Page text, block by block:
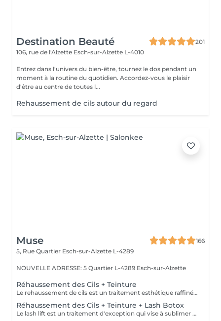
Destination Beauté
201
106, rue de l'Alzette Esch-sur-Alzette L-4010
Entrez dans l'univers du bien-être, tournez le dos pendant un
moment à la routine du quotidien. Accordez-vous le plaisir
d'être au centre de toutes l...
Rehaussement de cils autour du regard
Muse
166
5, Rue Quartier Esch-sur-Alzette L-4289
NOUVELLE ADRESSE: 5 Quartier L-4289 Esch-sur-Alzette
Réhaussement des Cils + Teinture
Le rehaussement de cils est un traitement esthétique raffiné qui confère à vos cils une courbure naturelle et gracieuse. En utilisant des produits spécialisés et des techniques de mise en forme expertes, nous ajoutons une dimension supplémentaire de courbure et de définition à vos cils. La durée du traitement varie généralement de 4 à 8 semaines, selon le cycle de croissance naturel de vos cils. De plus, notre service comprend une teinture noire des cils, offrant ainsi une intensité supplémentaire à votre regard. Veuillez ne pas appliquer de Mascara Waterproof le jour de votre rendez-vous.
Réhaussement des Cils + Teinture + Lash Botox
Le lash lift est un traitement d'exception qui vise à sublimer la beauté naturelle de vos cils en leur donnant une courbure élégante et durable. Associé au lash botox, ce soin apporte une véritable revitalisation à vos cils, les nourrissant en profondeur, les renforçant et leur offrant une apparence saine et éclatante. Grâce à cette combinaison unique, vous bénéficiez d'un regard intensifié. De plus, notre service inclus une teinture noire des cils, mettant en valeur leur intensité et accentuant encore davantage votre regard.